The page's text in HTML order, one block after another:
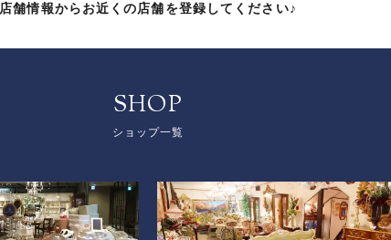
店舗情報からお近くの店舗を登録してください♪
SHOP
ショップ一覧